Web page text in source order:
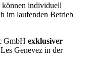
können individuell
im laufenden Betrieb
GmbH exklusiver
Genevez in der